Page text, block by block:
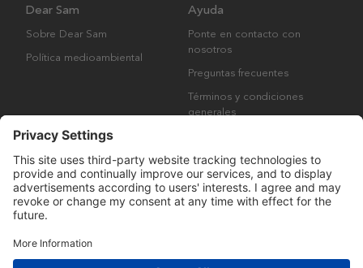
Dear Sam
Sobre Dear Sam
Política medioambiental
Ayuda
Ponte en contacto con
nosotros
Preguntas frecuentes
Términos y condiciones
generales
Derechos de autor © Many Brands AB 2023. Todos los derechos